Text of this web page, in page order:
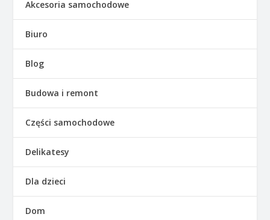
Akcesoria samochodowe
Biuro
Blog
Budowa i remont
Części samochodowe
Delikatesy
Dla dzieci
Dom